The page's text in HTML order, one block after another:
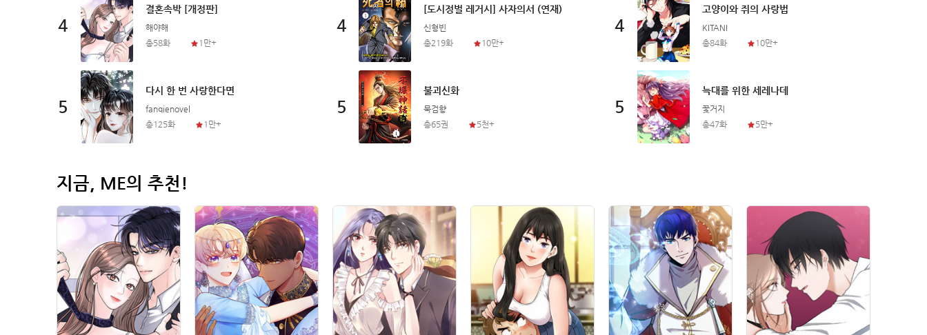
4
결혼속박 [개정판]
해야해
총58화
1만+
5
다시 한 번 사랑한다면
fanqienovel
총125화
1만+
4
[도시정벌 레거시] 사자의서 (연재)
신형빈
총219화
10만+
5
불괴신화
묵검향
총65권
5천+
4
고양이와 쥐의 사랑법
KITANI
총84화
10만+
5
늑대를 위한 세레나데
꽃거지
총47화
5만+
지금, ME의 추천!